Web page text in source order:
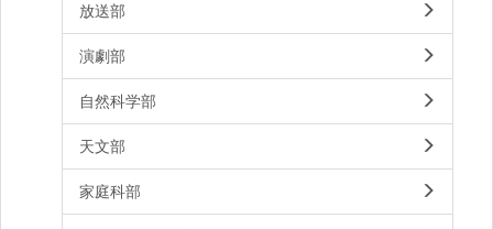
放送部
演劇部
自然科学部
天文部
家庭科部